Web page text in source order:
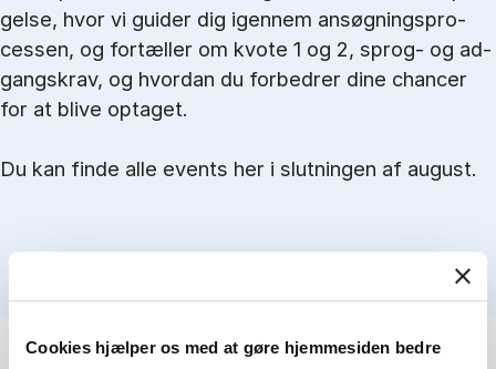
Cookies hjælper os med at gøre hjemmesiden bedre
gel­se, hvor vi gu­i­der dig igen­nem an­søg­nings­pro­
ces­sen, og for­tæl­ler om kvo­te 1 og 2, sprog- og ad­
gangs­krav, og hvordan du forbedrer dine chancer
for at blive optaget.
Du kan finde alle events her i slutningen af august.